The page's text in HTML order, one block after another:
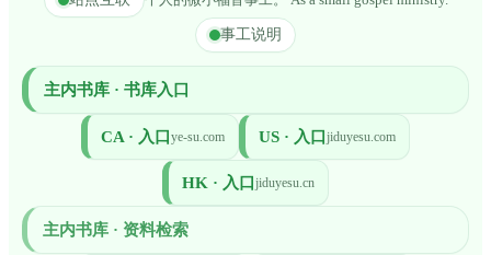
事工说明
主内书库 · 书库入口
CA · 入口 ye-su.com US · 入口 jiduyesu.com
HK · 入口 jiduyesu.cn
主内书库 · 资料检索